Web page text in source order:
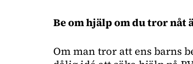
Be om hjälp om du tror nåt
Om man tror att ens barns